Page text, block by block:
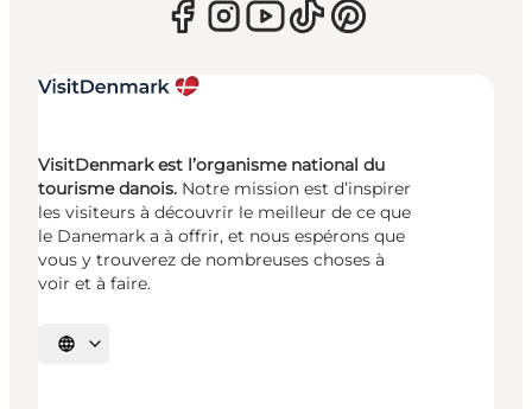
VisitDenmark est l’organisme national du
tourisme danois. Notre mission est d’inspirer
les visiteurs à découvrir le meilleur de ce que
le Danemark a à offrir, et nous espérons que
vous y trouverez de nombreuses choses à
voir et à faire.
Choisissez la langue